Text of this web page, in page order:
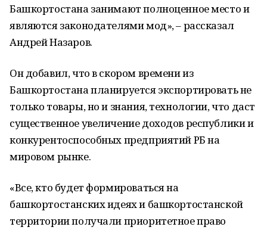
Башкортостана занимают полноценное место и
являются законодателями мод», – рассказал
Андрей Назаров.
Он добавил, что в скором времени из
Башкортостана планируется экспортировать не
только товары, но и знания, технологии, что даст
существенное увеличение доходов республики и
конкурентоспособных предприятий РБ на
мировом рынке.
«Все, кто будет формироваться на
башкортостанских идеях и башкортостанской
территории получали приоритетное право